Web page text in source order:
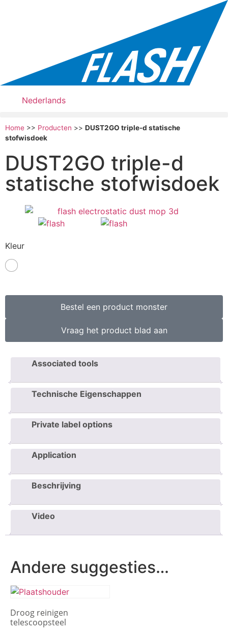
Nederlands
Home >> Producten >> DUST2GO triple-d statische
stofwisdoek
DUST2GO triple-d
statische stofwisdoek
Kleur
Bestel een product monster
Vraag het product blad aan
Associated tools
Technische Eigenschappen
Private label options
Application
Beschrijving
Video
Andere suggesties…
Droog reinigen
telescoopsteel